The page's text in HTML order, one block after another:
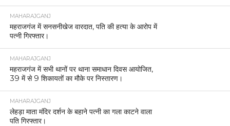
MAHARAJGANJ
महराजगंज में सनसनीखेज वारदात, पति की हत्या के आरोप में
पत्नी गिरफ्तार।
MAHARAJGANJ
महराजगंज में सभी थानों पर थाना समाधान दिवस आयोजित,
39 में से 9 शिकायतों का मौके पर निस्तारण।
MAHARAJGANJ
लेहड़ा माता मंदिर दर्शन के बहाने पत्नी का गला काटने वाला
पति गिरफ्तार।